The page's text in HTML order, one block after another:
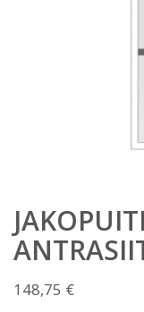
148,75 €